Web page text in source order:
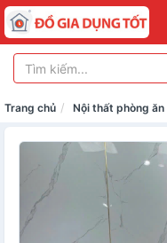
Trang chủ Nội thất phòng ăn